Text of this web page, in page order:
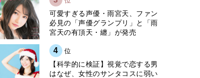
可愛すぎる声優・雨宮天、ファン
必見の「声優グランプリ」と「雨
宮天の有頂天・纏」が発売
4 位
【科学的に検証】視覚で恋する男
はなぜ、女性のサンタコスに弱い